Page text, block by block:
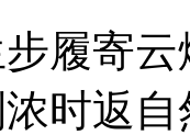
履寄
时返